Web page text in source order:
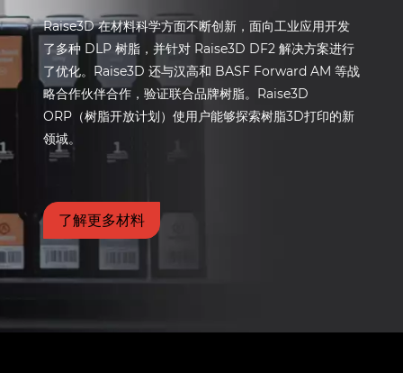
Raise3D 在材料科学方面不断创新，面向工业应用开发
了多种 DLP 树脂，并针对 Raise3D DF2 解决方案进行
了优化。Raise3D 还与汉高和 BASF Forward AM 等战
略合作伙伴合作，验证联合品牌树脂。Raise3D
ORP（树脂开放计划）使用户能够探索树脂3D打印的新
领域。
了解更多材料